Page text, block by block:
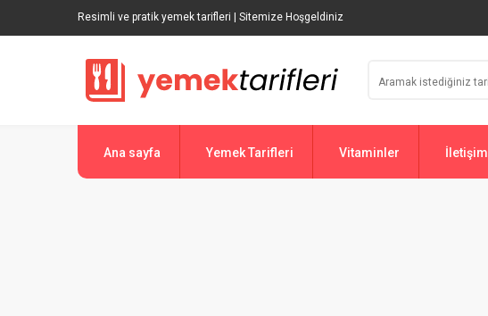
Resimli ve pratik yemek tarifleri | Sitemize Hoşgeldiniz
Ana sayfa Yemek Tarifleri Vitaminler İletişim